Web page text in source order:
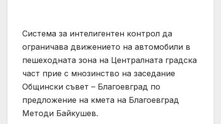
Система за интелигентен контрол да
ограничава движението на автомобили в
пешеходната зона на Централната градска
част прие с мнозинство на заседание
Общински съвет – Благоевград по
предложение на кмета на Благоевград
Методи Байкушев.